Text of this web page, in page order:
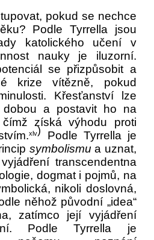
pokud se nechce
Podle Tyrrella jsou
katolického učení v
nauky je iluzorní.
se přizpůsobit a
krize vítězně, pokud
Křesťanství lze
a postavit ho na
získá výhodu proti
xlv) Podle Tyrrella je
symbolismu a uznat,
transcendentna
dogmat i pojmů, na
nikoli doslovná,
něhož původní „idea“
zatímco její vyjádření
Podle Tyrrella je